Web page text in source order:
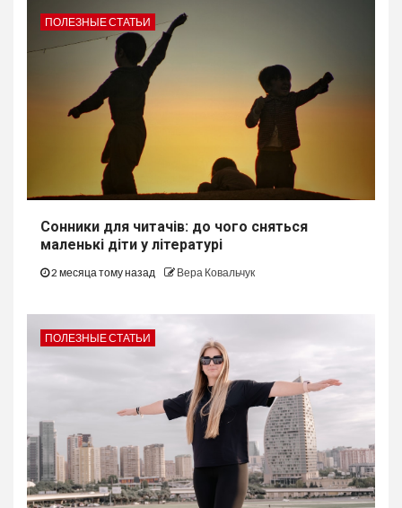
ПОЛЕЗНЫЕ СТАТЬИ
Сонники для читачів: до чого сняться
маленькі діти у літературі
2 месяца тому назад Вера Ковальчук
ПОЛЕЗНЫЕ СТАТЬИ